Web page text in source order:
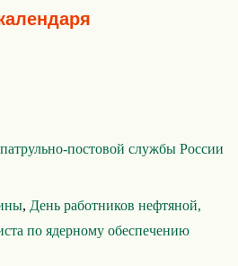
постовой службы России
, День работников нефтяной,
по ядерному обеспечению